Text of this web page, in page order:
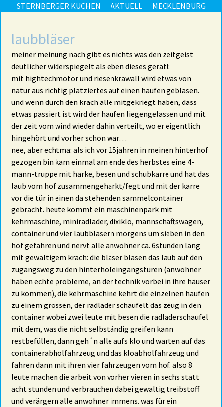
STERNBERGER KUCHEN AKTUELL MECKLENBURG
laubbläser
meiner meinung nach gibt es nichts was den zeitgeist
deutlicher widerspiegelt als eben dieses gerät!:
mit hightechmotor und riesenkrawall wird etwas von
natur aus richtig platziertes auf einen haufen geblasen.
und wenn durch den krach alle mitgekriegt haben, dass
etwas passiert ist wird der haufen liegengelassen und mit
der zeit vom wind wieder dahin verteilt, wo er eigentlich
hingehört und vorher schon war…
nee, aber echtma: als ich vor 15jahren in meinen hinterhof
gezogen bin kam einmal am ende des herbstes eine 4-
mann-truppe mit harke, besen und schubkarre und hat das
laub vom hof zusammengeharkt/fegt und mit der karre
vor die tür in einen da stehenden sammelcontainer
gebracht. heute kommt ein maschinenpark mit
kehrmaschine, miniradlader, dixiklo, mannschaftswagen,
container und vier laubbläsern morgens um sieben in den
hof gefahren und nervt alle anwohner ca. 6stunden lang
mit gewaltigem krach: die bläser blasen das laub auf den
zugangsweg zu den hinterhofeingangstüren (anwohner
haben echte probleme, an der technik vorbei in ihre häuser
zu kommen), die kehrmaschine kehrt die einzelnen haufen
zu einem grossen, der radlader schaufelt das zeug in den
container wobei zwei leute mit besen die radladerschaufel
mit dem, was die nicht selbständig greifen kann
restbefüllen, dann geh´n alle aufs klo und warten auf das
containerabholfahrzeug und das kloabholfahrzeug und
fahren dann mit ihren vier fahrzeugen vom hof. also 8
leute machen die arbeit von vorher vieren in sechs statt
acht stunden und verbrauchen dabei gewaltig treibstoff
und verärgern alle anwohner immens. was für ein